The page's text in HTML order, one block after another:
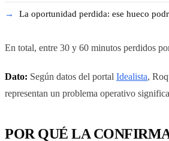
La oportunidad perdida: ese hueco
En total, entre 30 y 60 minutos perdidos
Dato: Según datos del portal Idealista,
representan un problema operativo
POR QUÉ LA